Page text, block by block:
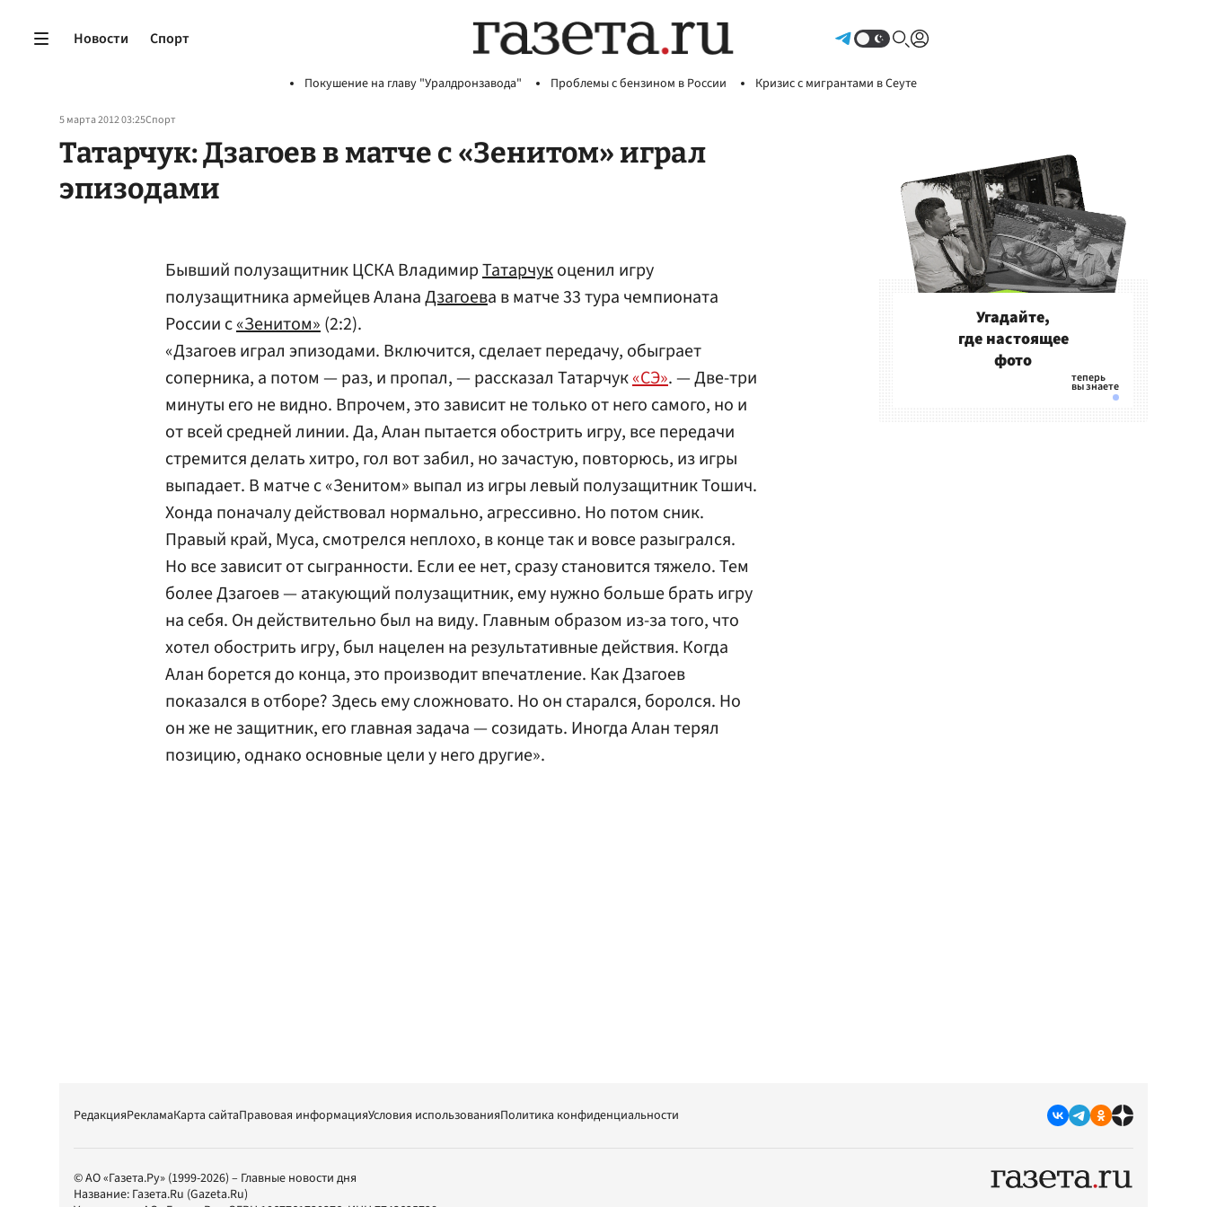
Новости Спорт
Покушение на главу "Уралдронзавода" Проблемы с бензином в России Кризис с мигрантами в Сеуте
5 марта 2012 03:25Спорт
Татарчук: Дзагоев в матче с «Зенитом» играл
эпизодами
Бывший полузащитник ЦСКА ВладимирТатарчукоценил игру
полузащитника армейцев АланаДзагоева в матче 33 тура чемпионата
России с«Зенитом»(2:2).
«Дзагоев играл эпизодами. Включится, сделает передачу, обыграет
соперника, а потом — раз, и пропал, — рассказал Татарчук«СЭ». — Две-три
минуты его не видно. Впрочем, это зависит не только от него самого, но и
от всей средней линии. Да, Алан пытается обострить игру, все передачи
стремится делать хитро, гол вот забил, но зачастую, повторюсь, из игры
выпадает. В матче с «Зенитом» выпал из игры левый полузащитник Тошич.
Хонда поначалу действовал нормально, агрессивно. Но потом сник.
Правый край, Муса, смотрелся неплохо, в конце так и вовсе разыгрался.
Но все зависит от сыгранности. Если ее нет, сразу становится тяжело. Тем
более Дзагоев — атакующий полузащитник, ему нужно больше брать игру
на себя. Он действительно был на виду. Главным образом из-за того, что
хотел обострить игру, был нацелен на результативные действия. Когда
Алан борется до конца, это производит впечатление. Как Дзагоев
показался в отборе? Здесь ему сложновато. Но он старался, боролся. Но
он же не защитник, его главная задача — созидать. Иногда Алан терял
позицию, однако основные цели у него другие».
Угадайте,
где настоящее
фото
РедакцияРекламаКарта сайтаПравовая информацияУсловия использованияПолитика конфиденциальности
© АО «Газета.Ру» (1999-2026) – Главные новости дня
Название: Газета.Ru (Gazeta.Ru)